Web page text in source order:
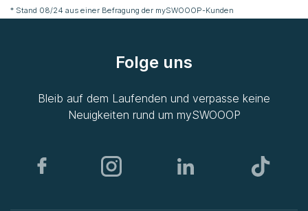
* Stand 08/24 aus einer Befragung der mySWOOOP-Kunden
Folge uns
Bleib auf dem Laufenden und verpasse keine
Neuigkeiten rund um mySWOOOP